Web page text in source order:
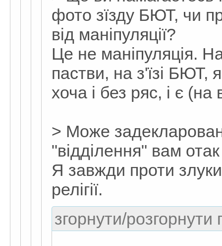
фото зїзду БЮТ, чи
від маніпуляції?
Це не маніпуляція.
пастви, на з'їзі БЮТ,
хоча і без ряс, і є
> Може
"відділення" вам
Я завжди проти злуки
релігії.
згорнути/розгорнути